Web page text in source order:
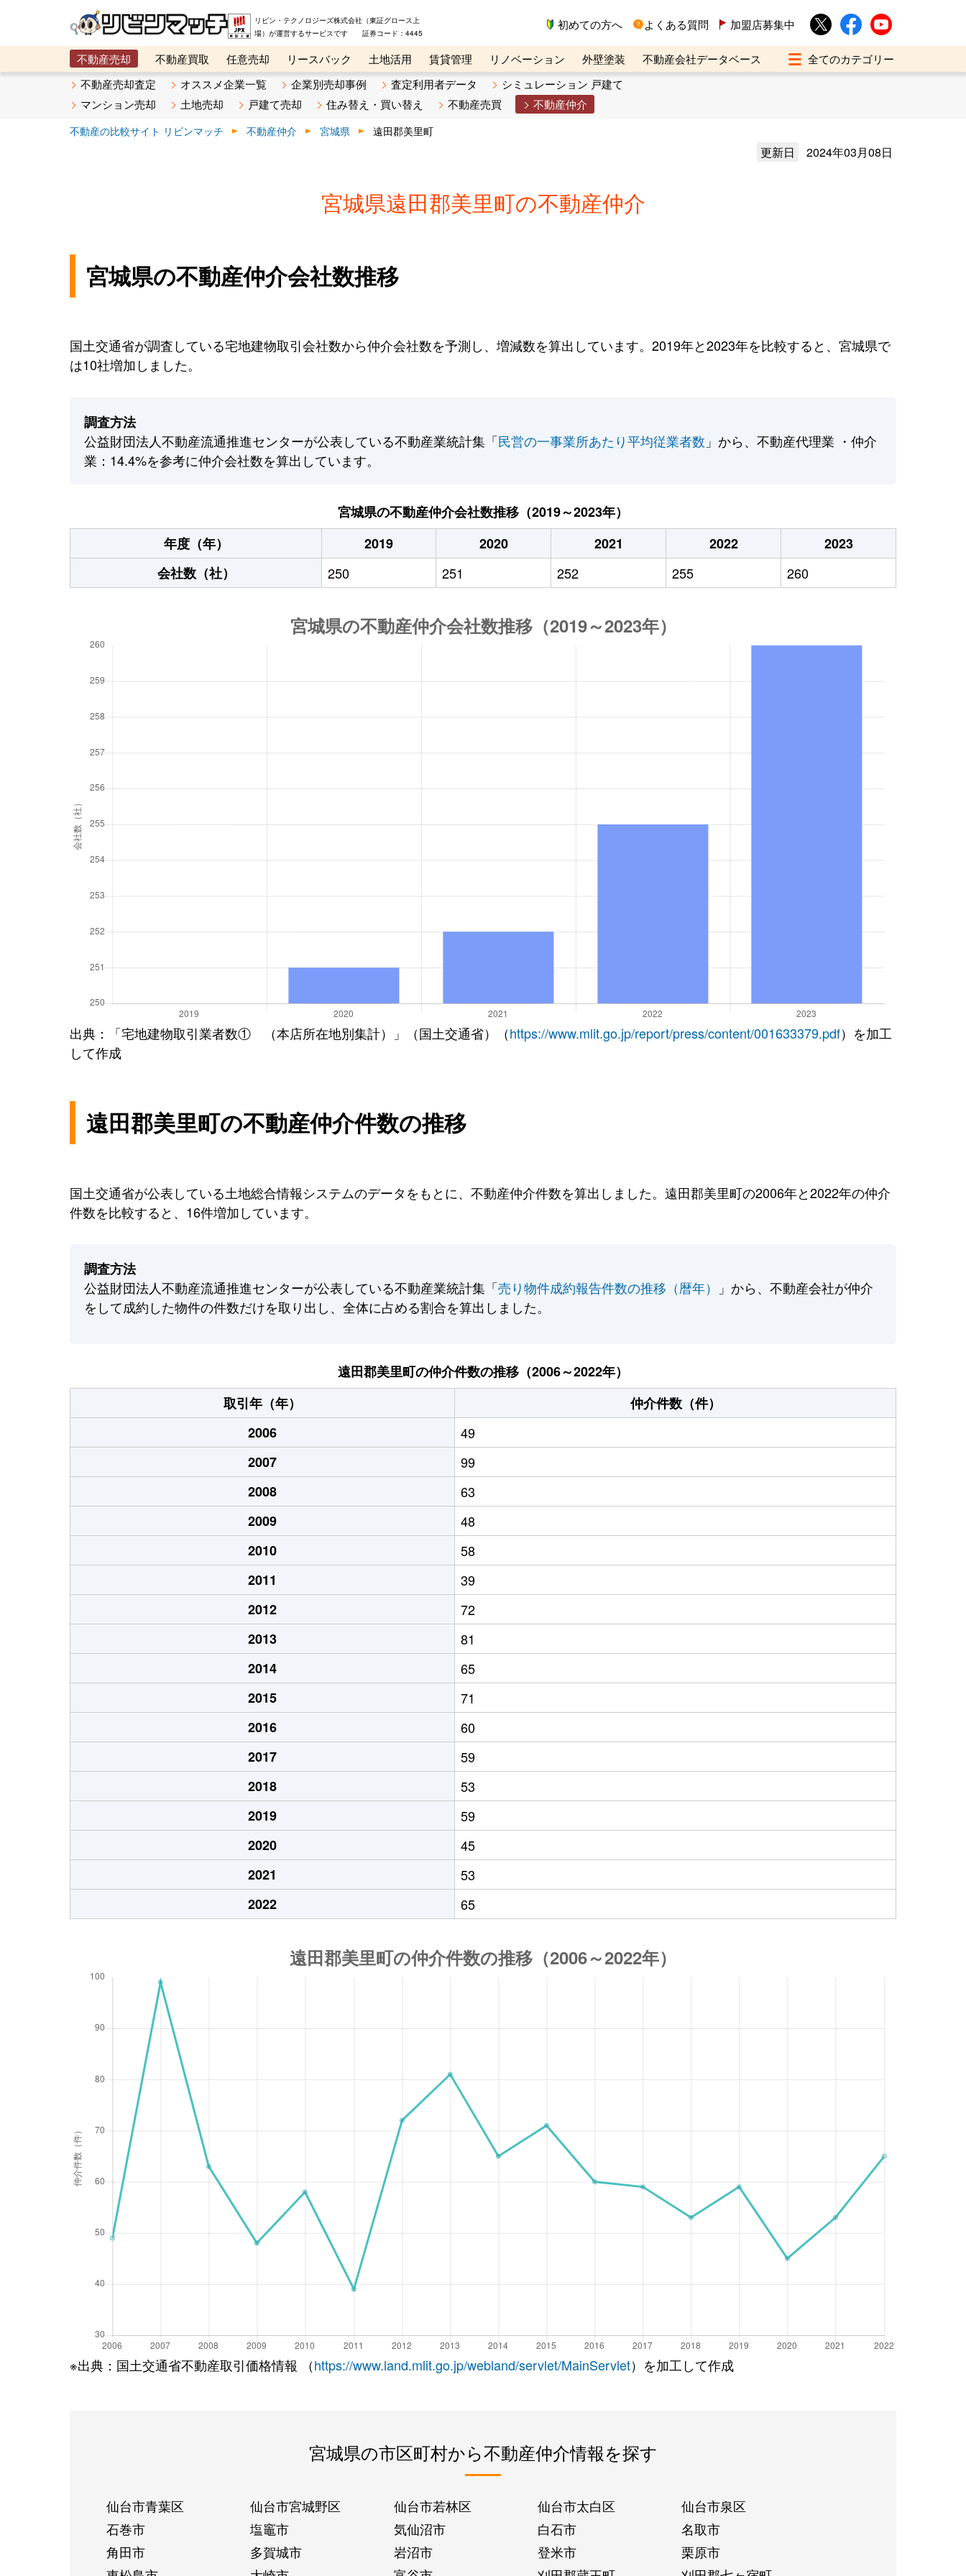
リビン・テクノロジーズ株式会社（東証グロース上
場）が運営するサービスです 証券コード：4445
初めての方へ よくある質問 加盟店募集中
不動産売却 不動産買取 任意売却 リースバック 土地活用 賃貸管理 リノベーション 外壁塗装
不動産会社データベース
メタ住宅展示場
ベスト不動産カンパニー オンライン講座 リビンマガジンBiz 不動産売却ご相談デスク
不動産売却査定 オススメ企業一覧 企業別売却事例 査定利用者データ
シミュレーション 戸建て
マンション売却
土地売却 戸建て売却 住み替え・買い替え 不動産売買 不動産仲介
不動産の比較サイト リビンマッチ 不動産仲介 宮城県 遠田郡美里町
更新日 2024年03月08日
宮城県遠田郡美里町の不動産仲介
宮城県の不動産仲介会社数推移
国土交通省が調査している宅地建物取引会社数から仲介会社数を予測し、増減数を算出しています。2019年と2023年を比較すると、宮城県で
は10社増加しました。
調査方法
公益財団法人不動産流通推進センターが公表している不動産業統計集「民営の一事業所あたり平均従業者数 」から、不動産代理業 ・仲介
業：14.4%を参考に仲介会社数を算出しています。
宮城県の不動産仲介会社数推移（2019～2023年）
年度（年）
2019 2020 2021 2022
2023
会社数（社）
250 251 252 255 260
出典：「宅地建物取引業者数① （本店所在地別集計）」（国土交通省）（https://www.mlit.go.jp/report/press/content/001633379.pdf）を加工
して作成
遠田郡美里町の不動産仲介件数の推移
国土交通省が公表している土地総合情報システムのデータをもとに、不動産仲介件数を算出しました。遠田郡美里町の2006年と2022年の仲介
件数を比較すると、16件増加しています。
調査方法
公益財団法人不動産流通推進センターが公表している不動産業統計集「売り物件成約報告件数の推移（暦年）
」から、不動産会社が仲介
をして成約した物件の件数だけを取り出し、全体に占める割合を算出しました。
遠田郡美里町の仲介件数の推移（2006～2022年）
取引年（年）
仲介件数（件）
2006
49
2007
99
2008
63
2009
48
2010
58
2011
39
2012
72
2013
81
2014
65
2015
71
2016
60
2017
59
2018
53
2019
59
2020
45
2021
53
2022
65
※出典：国土交通省不動産取引価格情報 （https://www.land.mlit.go.jp/webland/servlet/MainServlet）を加工して作成
宮城県の市区町村から不動産仲介情報を探す
仙台市青葉区 仙台市宮城野区 仙台市若林区 仙台市太白区
仙台市泉区
石巻市
塩竈市 気仙沼市 白石市
名取市
角田市
多賀城市 岩沼市 登米市
栗原市